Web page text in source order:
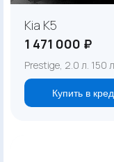
Kia K5
1 471 000 ₽
Prestige, 2.0 л. 150
Купить в